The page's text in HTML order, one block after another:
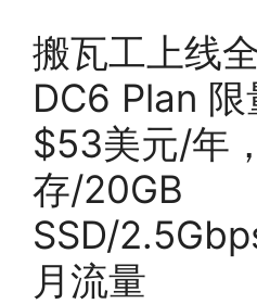
搬瓦工上线
DC6 Plan 限
$53美元/年
存/20GB
SSD/
月流量